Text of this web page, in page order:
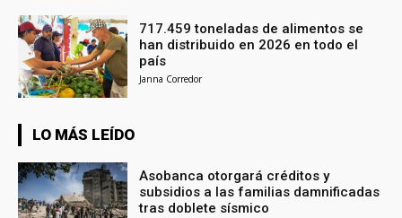
717.459 toneladas de alimentos se
han distribuido en 2026 en todo el
país
Janna Corredor
LO MÁS LEÍDO
Asobanca otorgará créditos y
subsidios a las familias damnificadas
tras doblete sísmico